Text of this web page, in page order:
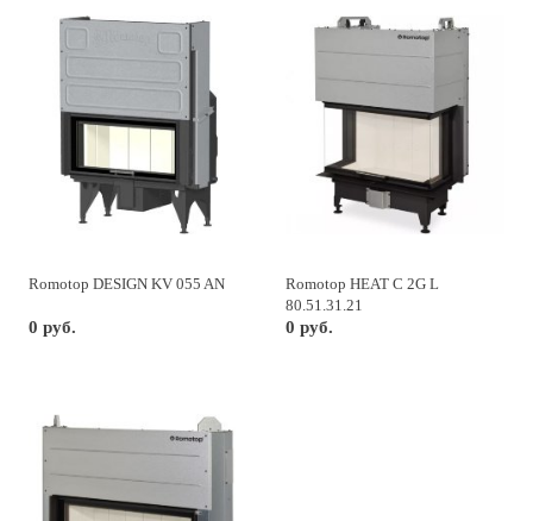
Romotop DESIGN KV 055 AN
0 руб.
Romotop HEAT C 2G L
80.51.31.21
0 руб.